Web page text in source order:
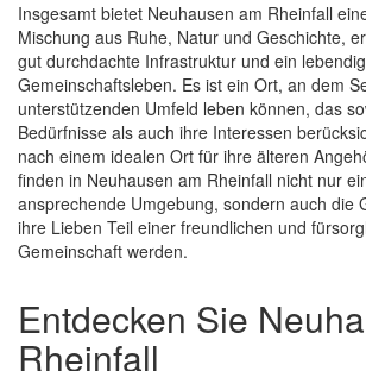
Insgesamt bietet Neuhausen am Rheinfall
Mischung aus Ruhe, Natur und Geschichte,
gut durchdachte Infrastruktur und ein
Gemeinschaftsleben. Es ist ein Ort, an dem
unterstützenden Umfeld leben können, das
Bedürfnisse als auch ihre Interessen
nach einem idealen Ort für ihre älteren
finden in Neuhausen am Rheinfall nicht nur
ansprechende Umgebung, sondern auch die
ihre Lieben Teil einer freundlichen und
Gemeinschaft werden.
Entdecken Sie
Rheinfall